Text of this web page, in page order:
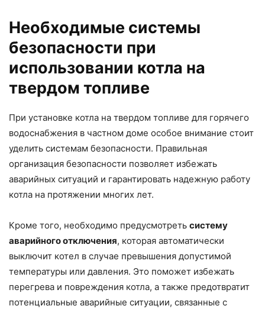
Необходимые системы
безопасности при
использовании котла на
твердом топливе
При установке котла на твердом топливе для горячего
водоснабжения в частном доме особое внимание стоит
уделить системам безопасности. Правильная
организация безопасности позволяет избежать
аварийных ситуаций и гарантировать надежную работу
котла на протяжении многих лет.
Кроме того, необходимо предусмотреть систему
аварийного отключения, которая автоматически
выключит котел в случае превышения допустимой
температуры или давления. Это поможет избежать
перегрева и повреждения котла, а также предотвратит
потенциальные аварийные ситуации, связанные с